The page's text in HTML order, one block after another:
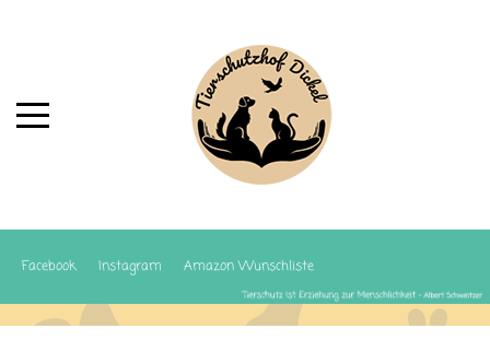
Facebook Instagram Amazon Wunschliste